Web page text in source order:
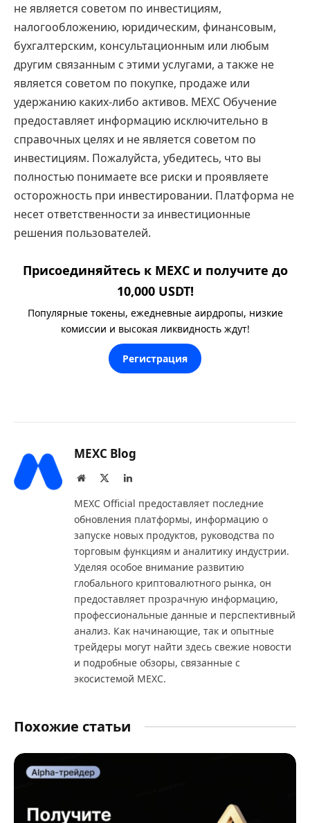
не является советом по инвестициям,
налогообложению, юридическим, финансовым,
бухгалтерским, консультационным или любым
другим связанным с этими услугами, а также не
является советом по покупке, продаже или
удержанию каких-либо активов. MEXC Обучение
предоставляет информацию исключительно в
справочных целях и не является советом по
инвестициям. Пожалуйста, убедитесь, что вы
полностью понимаете все риски и проявляете
осторожность при инвестировании. Платформа не
несет ответственности за инвестиционные
решения пользователей.
Присоединяйтесь к MEXC и получите до
10,000 USDT!
Популярные токены, ежедневные аирдропы, низкие
комиссии и высокая ликвидность ждут!
Регистрация
MEXC Blog
Website LinkedIn
MEXC Official предоставляет последние
обновления платформы, информацию о
запуске новых продуктов, руководства по
торговым функциям и аналитику индустрии.
Уделяя особое внимание развитию
глобального криптовалютного рынка, он
предоставляет прозрачную информацию,
профессиональные данные и перспективный
анализ. Как начинающие, так и опытные
трейдеры могут найти здесь свежие новости
и подробные обзоры, связанные с
экосистемой MEXC.
Похожие статьи